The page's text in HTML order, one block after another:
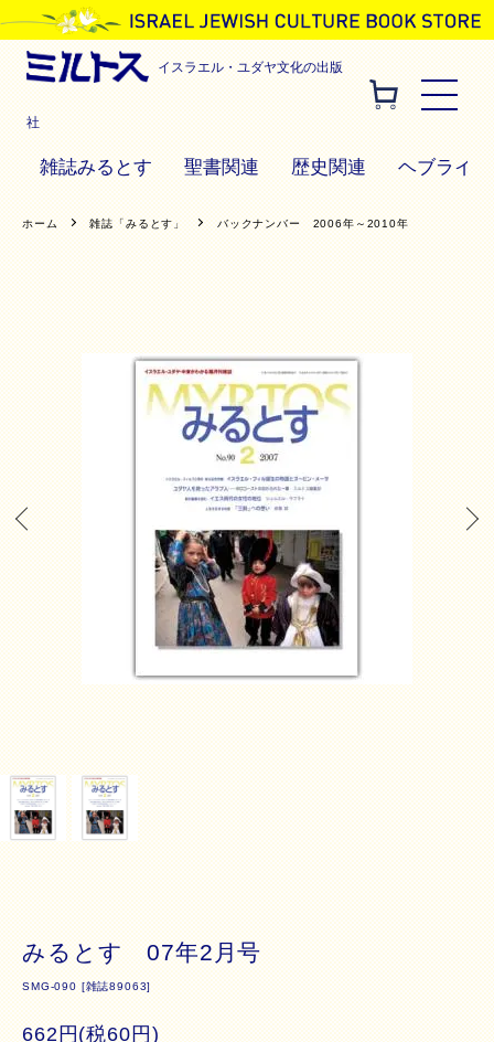
イスラエル・ユダヤ文化の出版
社
雑誌みるとす 聖書関連 歴史関連 ヘブライ
ホーム 雑誌「みるとす」 バックナンバー 2006年～2010年
みるとす 07年2月号
SMG-090 [雑誌89063]
662円(税60円)